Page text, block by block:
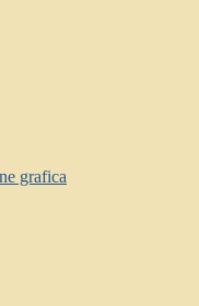
grafica